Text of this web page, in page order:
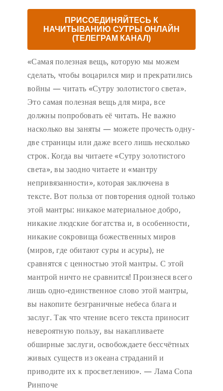
ПРИСОЕДИНЯЙТЕСЬ К
НАЧИТЫВАНИЮ СУТРЫ ОНЛАЙН
(ТЕЛЕГРАМ КАНАЛ)
«Самая полезная вещь, которую мы можем
сделать, чтобы воцарился мир и прекратились
войны — читать «Сутру золотистого света».
Это самая полезная вещь для мира, все
должны попробовать её читать. Не важно
насколько вы заняты — можете прочесть одну-
две страницы или даже всего лишь несколько
строк. Когда вы читаете «Сутру золотистого
света», вы заодно читаете и «мантру
непривязанности», которая заключена в
тексте. Вот польза от повторения одной только
этой мантры: никакое материальное добро,
никакие людские богатства и, в особенности,
никакие сокровища божественных миров
(миров, где обитают суры и асуры), не
сравнятся с ценностью этой мантры. С этой
мантрой ничто не сравнится! Произнеся всего
лишь одно-единственное слово этой мантры,
вы накопите безграничные небеса блага и
заслуг. Так что чтение всего текста приносит
невероятную пользу, вы накапливаете
обширные заслуги, освобождаете бессчётных
живых существ из океана страданий и
приводите их к просветлению». — Лама Сопа
Ринпоче